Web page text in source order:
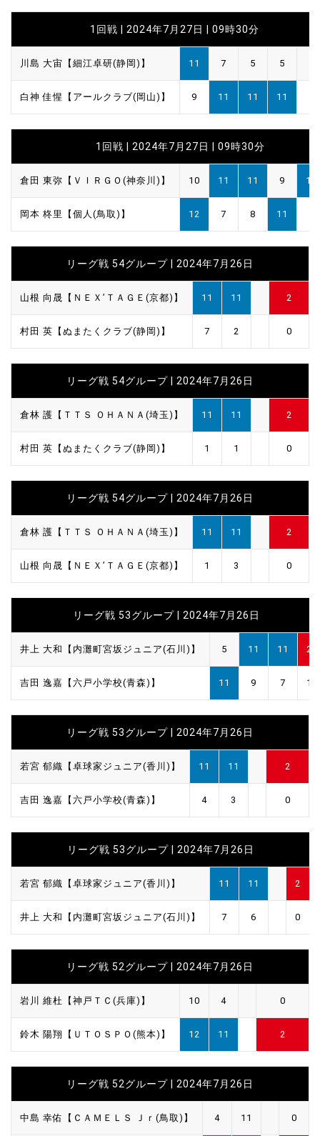
1回戦 | 2024年7月27日 | 09時30分
川島 大宙【細江卓研(静岡)】 11 7 5 5
白神 佳惺【アールクラブ(岡山)】 9 11 11 11
1回戦 | 2024年7月27日 | 09時30分
倉田 東弥【ＶＩＲＧＯ(神奈川)】 10 11 11 9 11
岡本 柊里【個人(鳥取)】 12 7 8 11
リーグ戦 54グループ | 2024年7月26日
山根 向晟【ＮＥＸ’ＴＡＧＥ(京都)】 11 11 2
村田 英【ぬまたくクラブ(静岡)】 7 2 0
リーグ戦 54グループ | 2024年7月26日
倉林 護【ＴＴＳ ＯＨＡＮＡ(埼玉)】 11 11 2
村田 英【ぬまたくクラブ(静岡)】 1 1 0
リーグ戦 54グループ | 2024年7月26日
倉林 護【ＴＴＳ ＯＨＡＮＡ(埼玉)】 11 11 2
山根 向晟【ＮＥＸ’ＴＡＧＥ(京都)】 1 3 0
リーグ戦 53グループ | 2024年7月26日
井上 大和【内灘町宮坂ジュニア(石川)】 5 11 11 2
吉田 逸嘉【六戸小学校(青森)】 11 9 7 1
リーグ戦 53グループ | 2024年7月26日
若宮 郁織【卓球家ジュニア(香川)】 11 11 2
吉田 逸嘉【六戸小学校(青森)】 4 3 0
リーグ戦 53グループ | 2024年7月26日
若宮 郁織【卓球家ジュニア(香川)】 11 11 2
井上 大和【内灘町宮坂ジュニア(石川)】 7 6 0
リーグ戦 52グループ | 2024年7月26日
岩川 維杜【神戸ＴＣ(兵庫)】 10 4 0
鈴木 陽翔【ＵＴＯＳＰＯ(熊本)】 12 11 2
リーグ戦 52グループ | 2024年7月26日
中島 幸佑【ＣＡＭＥＬＳ Ｊｒ(鳥取)】 4 11 0